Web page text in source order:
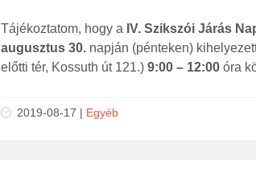
Tájékoztatom, hogy a IV. Szikszói Járás
augusztus 30. napján (pénteken)
előtti tér, Kossuth út 121.) 9:00 – 12:00óra
2019-08-17 | Egyéb